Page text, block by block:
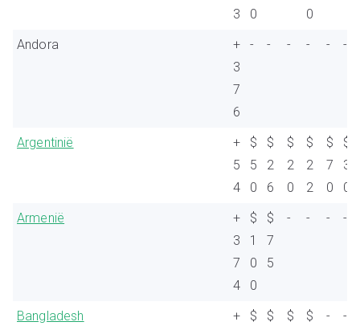
3
0
0
Andora
+
3
7
6
- - - - - -
Argentinië
+
5
4
$
5
0
$
2
6
$
2
0
$
2
2
$
7
0
$
3
0
Armenië
+
3
7
4
$
1
0
0
$
7
5
- - - -
Bangladesh
+
$
$
$
$
- -